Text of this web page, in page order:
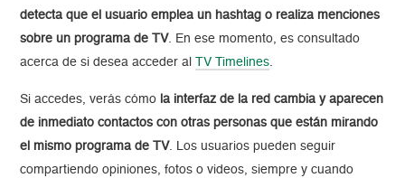
detecta que el usuario emplea un hashtag o realiza menciones
sobre un programa de TV. En ese momento, es consultado
acerca de si desea acceder al
TV Timelines.
Si accedes, verás cómo la interfaz de la red cambia y aparecen
de inmediato contactos con otras personas que están mirando
el mismo programa de TV. Los usuarios pueden seguir
compartiendo opiniones, fotos o videos, siempre y cuando